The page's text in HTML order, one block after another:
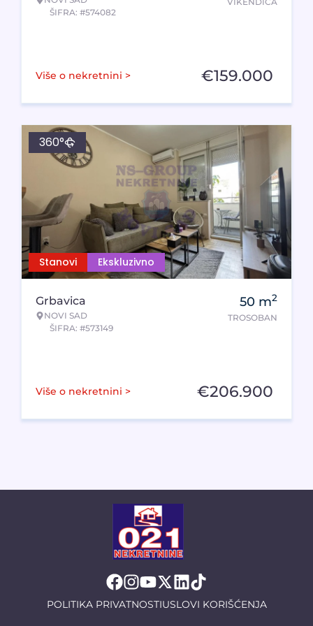
ŠIFRA: #574082
Više o nekretnini > €159.000
Stanovi Ekskluzivno
360°
Grbavica
NOVI SAD
ŠIFRA: #573149
50 m2
TROSOBAN
Više o nekretnini > €206.900
POLITIKA PRIVATNOSTIUSLOVI KORIŠĆENJA